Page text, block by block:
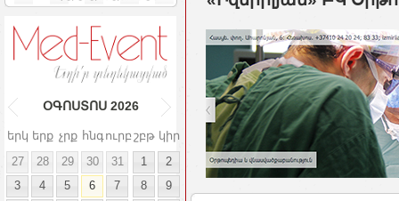
ՕԳՈՍՏՈՍ 2026
երկ երք չրք հնգուրբ շբթ կիր
27
28 29 30 31 1
2
3
4 5 6 7 8
9